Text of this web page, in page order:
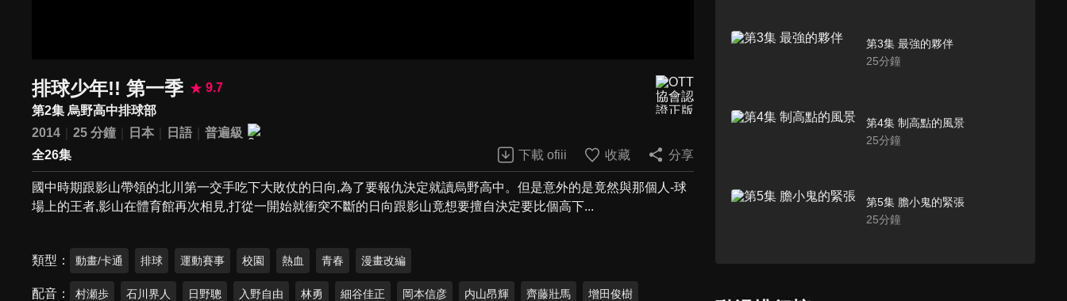
排球少年!! 第一季
9.7
第2集 烏野高中排球部
2014
25 分鐘 日本 日語
普遍級
全26集
下載 ofiii 收藏 分享
國中時期跟影山帶領的北川第一交手吃下大敗仗的日向,為了要報仇決定就讀烏野高中。但是意外的是竟然與那個人-球
場上的王者,影山在體育館再次相見,打從一開始就衝突不斷的日向跟影山竟想要擅自決定要比個高下...
類型 動畫/卡通 排球 運動賽事 校園 熱血 青春 漫畫改編
配音 村瀬歩 石川界人 日野聰 入野自由 林勇 細谷佳正 岡本信彦 内山昂輝 齊藤壯馬 增田俊樹
第3集 最強的夥伴
25分鐘
第4集 制高點的風景
25分鐘
第5集 膽小鬼的緊張
25分鐘